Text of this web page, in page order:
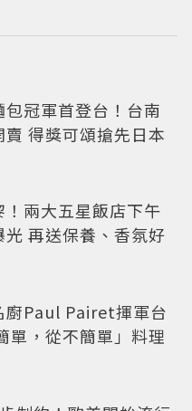
包冠軍首登台！台南
得獎可頌搶先日本
！兩大五星飯店下午
光 再送保養、香氛好
廚Paul Pairet揮軍台
單，從不簡單」料理